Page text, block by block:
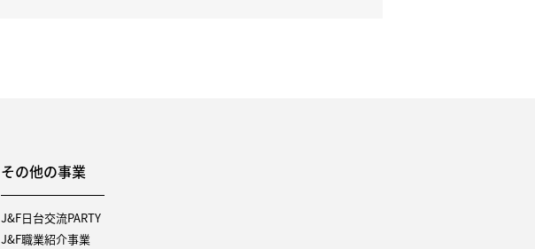
その他の事業
J&F日台交流PARTY
J&F職業紹介事業